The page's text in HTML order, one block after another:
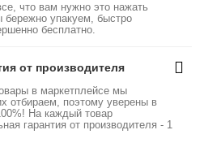
что вам нужно это нажать
бережно упакуем, быстро
бесплатно.
от производителя
в маркетплейсе мы
отбираем, поэтому уверены в
На каждый товар
гарантия от производителя - 1